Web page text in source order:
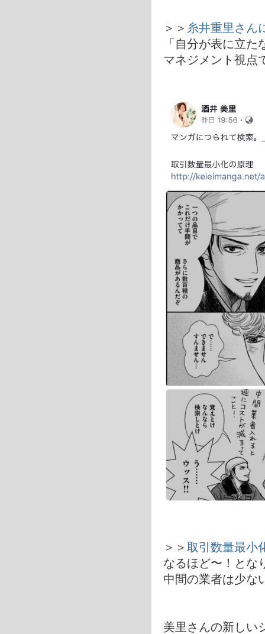
＞＞ 糸井重里さん
「自分が表に立た
マネジメント視点
＞＞ 取引数量最小
なるほど〜！とな
中間の業者は少な
美里さんの新しい